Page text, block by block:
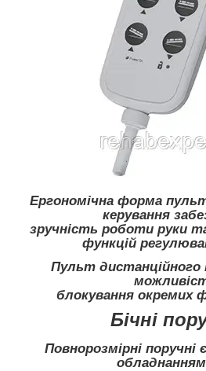
Ергономічна форма
керування
зручність роботи руки
функцій
Пульт дистанційного
блокування окремих
Бічні
Повнорозмірні